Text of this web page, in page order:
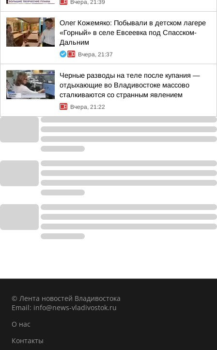
Вчера, 21:39
Олег Кожемяко: Побывали в детском лагере
«Горный» в селе Евсеевка под Спасском-
Дальним
Вчера, 21:37
Черные разводы на теле после купания —
отдыхающие во Владивостоке массово
сталкиваются со странным явлением
Вчера, 21:22
© Лента новостей Владивостока
Email: info@news-vladivostok.ru
О нас
Контакты